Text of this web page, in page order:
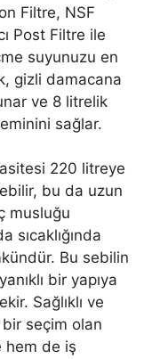
Filtre, NSF
Post Filtre ile
suyunuzu en
gizli damacana
ve 8 litrelik
sağlar.
220 litreye
bu da uzun
musluğu
sıcaklığında
Bu sebilin
bir yapıya
Sağlıklı ve
seçim olan
hem de iş